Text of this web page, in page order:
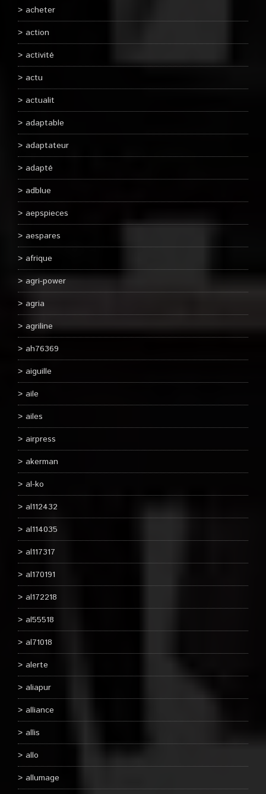
acheter
action
activité
actu
actualit
adaptable
adaptateur
adapté
adblue
aepspieces
aespares
afrique
agri-power
agria
agriline
ah76369
aiguille
aile
ailes
airpress
akerman
al-ko
al112432
al114035
al117317
al170191
al172218
al55518
al71018
alerte
aliapur
alliance
allis
allo
allumage